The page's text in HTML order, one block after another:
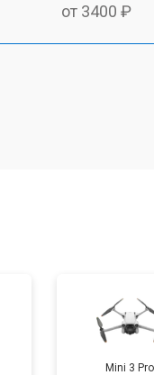
от 3400 ₽
от 1500 ₽
Mini 3 Pro